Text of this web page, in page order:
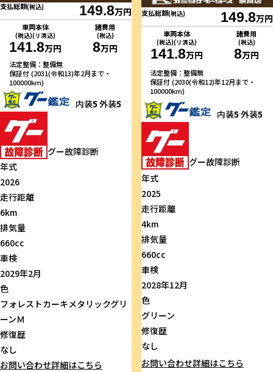
支払総額(税込) 149.8万円
車両本体
(税込)(リ済込)
141.8万円
諸費用
(税込)
8万円
法定整備：整備無
保証付 (2031(令和13)年2月まで・
100000km)
内装5 外装5
グー故障診断
年式
2026
走行距離
6km
排気量
660cc
車検
2029年2月
色
フォレストカーキメタリックグリ
ーンＭ
修復歴
なし
お問い合わせ詳細はこちら
支払総額(税込) 149.8万円
車両本体
(税込)(リ済込)
141.8万円
諸費用
(税込)
8万円
法定整備：整備無
保証付 (2030(令和12)年12月まで・
100000km)
内装5 外装5
グー故障診断
年式
2025
走行距離
4km
排気量
660cc
車検
2028年12月
色
グリーン
修復歴
なし
お問い合わせ詳細はこちら